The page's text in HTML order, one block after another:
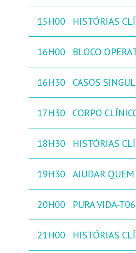
15H00 HISTÓRIAS
16H00 BLOCO
16H30 CASOS
17H30 CORPO
18H30 HISTÓRIAS
19H30 AJUDAR
20H00 PURA VIDA-
21H00 HISTÓRIAS